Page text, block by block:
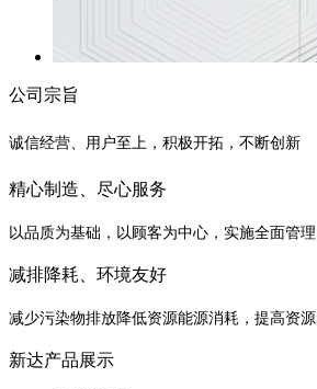
公司宗旨
诚信经营、用户至上，积极开拓，不断创新
精心制造、尽心服务
以品质为基础，以顾客为中心，实施全面管
减排降耗、环境友好
减少污染物排放降低资源能源消耗，提高资
新达产品展示